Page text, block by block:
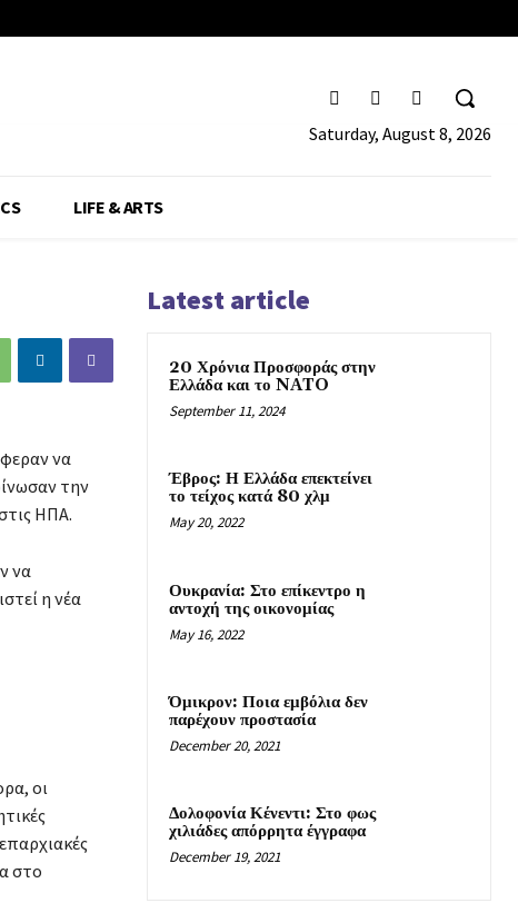
Saturday, August 8, 2026
LIFE & ARTS
να
την
ΗΠΑ.
να
η νέα
οι
στο
Latest article
20 Χρόνια Προσφοράς στην
Ελλάδα και το NATO
September 11, 2024
Έβρος: Η Ελλάδα επεκτείνει
το τείχος κατά 80 χλμ
May 20, 2022
Ουκρανία: Στο επίκεντρο η
αντοχή της οικονομίας
May 16, 2022
Όμικρον: Ποια εμβόλια δεν
παρέχουν προστασία
December 20, 2021
Δολοφονία Κένεντι: Στο φως
χιλιάδες απόρρητα έγγραφα
December 19, 2021